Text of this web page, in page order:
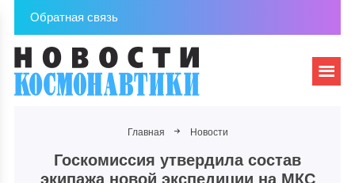
Обратная связь
Главная Новости
Госкомиссия утвердила состав
экипажа новой экспедиции на МКС